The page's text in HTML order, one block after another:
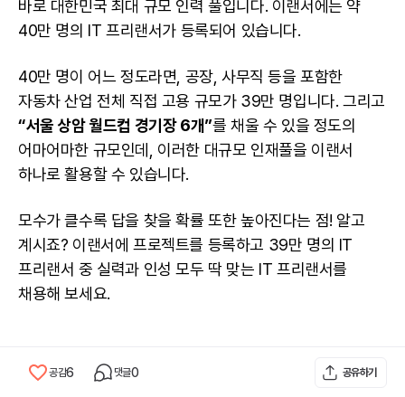
바로 대한민국 최대 규모 인력 풀입니다. 이랜서에는 약
40만 명의 IT 프리랜서가 등록되어 있습니다.
40만 명이 어느 정도라면, 공장, 사무직 등을 포함한
자동차 산업 전체 직접 고용 규모가 39만 명입니다. 그리고
“서울 상암 월드컵 경기장 6개”를 채울 수 있을 정도의
어마어마한 규모인데, 이러한 대규모 인재풀을 이랜서
하나로 활용할 수 있습니다.
모수가 클수록 답을 찾을 확률 또한 높아진다는 점! 알고
계시죠? 이랜서에 프로젝트를 등록하고 39만 명의 IT
프리랜서 중 실력과 인성 모두 딱 맞는 IT 프리랜서를
채용해 보세요.
공감6 댓글0 공유하기